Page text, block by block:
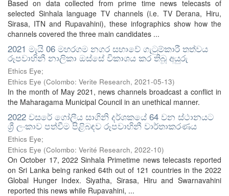
Based on data collected from prime time news telecasts of
selected Sinhala language TV channels (i.e. TV Derana, Hiru,
Sirasa, ITN and Rupavahini), these infographics show how the
channels covered the three main candidates ...
2021 මැයි 06 මහරගම නගර සභාවේ ගැටුම්කාරී තත්වය
රූපවාහිනී නාලිකා ඔස්සේ විකාශය කර තිබූ අයුරු
Ethics Eye;
Ethics Eye (Colombo: Verite Research, 2021-05-13)
In the month of May 2021, news channels broadcast a conflict in
the Maharagama Municipal Council in an unethical manner.
2022 වසරේ ගෝලීය සාගිනි දර්ශකයේ 64 වන ස්ථානයට
ශ්‍රී ලංකාව පත්වීම පිළිබඳව රූපවාහිනී වාර්තාකරණය
Ethics Eye;
Ethics Eye (Colombo: Verité Research, 2022-10)
On October 17, 2022 Sinhala Primetime news telecasts reported
on Sri Lanka being ranked 64th out of 121 countries in the 2022
Global Hunger Index. Siyatha, Sirasa, Hiru and Swarnavahini
reported this news while Rupavahini, ...